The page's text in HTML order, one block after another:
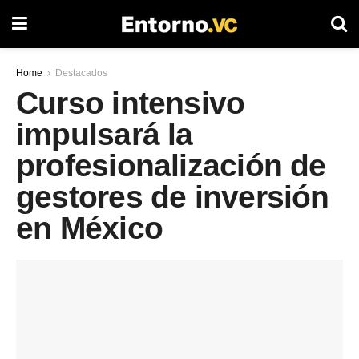
Home Destacados
Curso intensivo
impulsará la
profesionalización de
gestores de inversión
en México